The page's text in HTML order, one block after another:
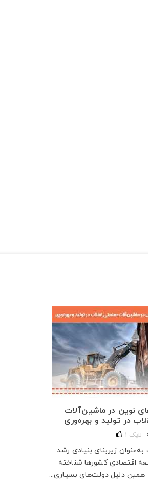
نوین در ماشین‌آلات
در تولید و بهره‌وری
1 لایک
زیربنای بنیادی رشد
اقتصادی کشورها شناخته
دلیل دولت‌های بسیاری...